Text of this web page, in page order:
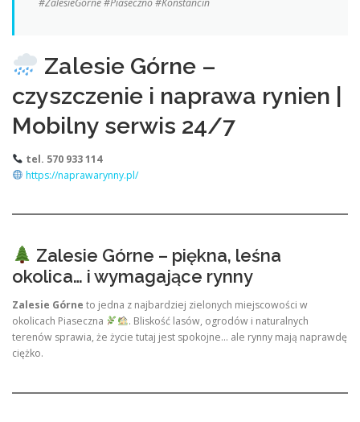
Zalesie Górne –
czyszczenie i naprawa rynien |
Mobilny serwis 24/7
tel. 570 933 114
https://naprawarynny.pl/
Zalesie Górne – piękna, leśna
okolica… i wymagające rynny
Zalesie Górne to jedna z najbardziej zielonych miejscowości w
okolicach Piaseczna
. Bliskość lasów, ogrodów i naturalnych
terenów sprawia, że życie tutaj jest spokojne… ale rynny mają naprawdę
ciężko.